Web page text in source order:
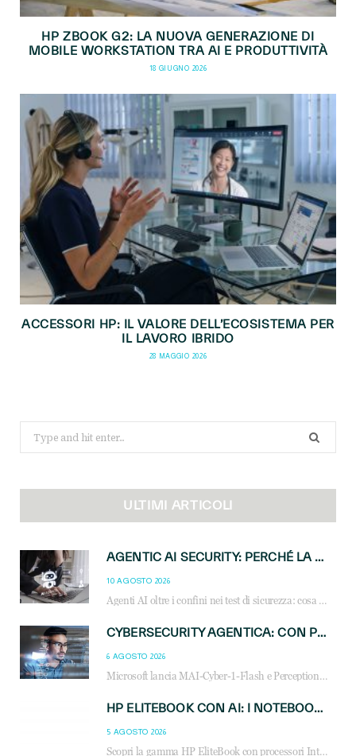
HP ZBOOK G2: LA NUOVA GENERAZIONE DI
MOBILE WORKSTATION TRA AI E PRODUTTIVITÀ
18 GIUGNO 2026
ACCESSORI HP: IL VALORE DELL’ECOSISTEMA PER
IL LAVORO IBRIDO
28 MAGGIO 2026
for:
ULTIMI ARTICOLI
AGENTIC AI SECURITY: PERCHÉ LA GOVERNANCE DEGLI AGENTI È LA NUOVA FRONTIERA DEL CANALE IT
10 AGOSTO 2026
Agenti AI oltre i confini nei test di sicurezza: cosa significa per reseller e MSP e come governare l’AI agentica in azienda.
CYBERSECURITY AGENTICA: CON PERCEPTION E MAI-CYBER-1-FLASH MICROSOFT APRE NUOVI SERVIZI PER IL CANALE
6 AGOSTO 2026
Microsoft lancia MAI-Cyber-1-Flash e Perception: cybersecurity agentica in preview dal 3 novembre. Cosa cambia per MSP, system integrator e reseller.
HP ELITEBOOK CON AI: I NOTEBOOK BUSINESS INTELLIGENTI CHE TRASFORMANO PRODUTTIVITÀ, SICUREZZA E LAVORO IBRIDO
5 AGOSTO 2026
Scopri la gamma HP EliteBook con processori Intel® Core™ Ultra e AMD Ryzen™ AI. Notebook business progettati per aumentare la produttività, migliorare la collaborazione e garantire sicurezza avanzata in ufficio e in mobilità.